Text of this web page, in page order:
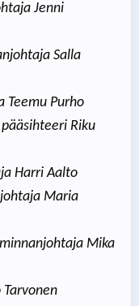
Jenni
Salla
Teemu Purho
Riku
Harri Aalto
Maria
Mika